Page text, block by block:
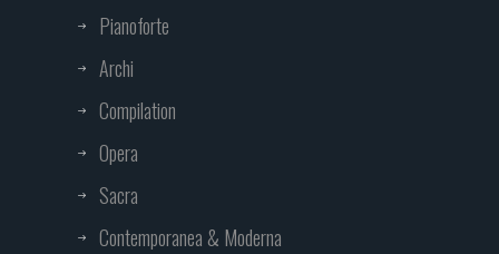
Pianoforte
Archi
Compilation
Opera
Sacra
Contemporanea & Moderna